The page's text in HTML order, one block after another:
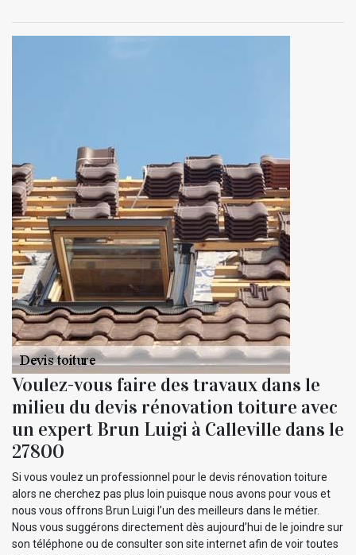
Voulez-vous faire des travaux dans le
milieu du devis rénovation toiture avec
un expert Brun Luigi à Calleville dans le
27800
Si vous voulez un professionnel pour le devis rénovation toiture
alors ne cherchez pas plus loin puisque nous avons pour vous et
nous vous offrons Brun Luigi l’un des meilleurs dans le métier.
Nous vous suggérons directement dès aujourd’hui de le joindre sur
son téléphone ou de consulter son site internet afin de voir toutes